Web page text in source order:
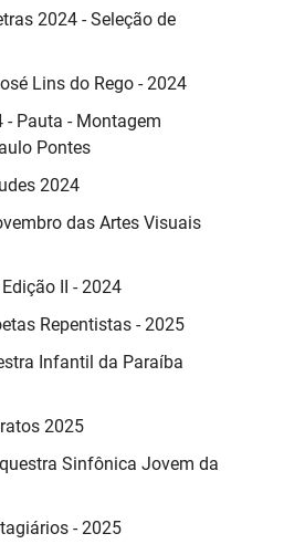
2024 - Seleção de
Lins do Rego - 2024
- Pauta - Montagem
Pontes
2024
das Artes Visuais
II - 2024
Repentistas - 2025
Infantil da Paraíba
2025
Sinfônica Jovem da
- 2025